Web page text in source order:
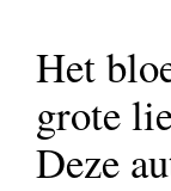
Het
grote
Deze